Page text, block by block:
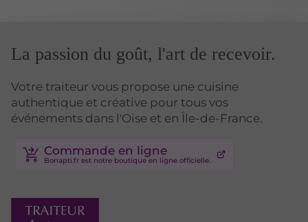
La passion du goût, l'art de recevoir.
Votre traiteur vous propose une cuisine
authentique et créative pour tous vos
événements dans l'Oise et en Île-de-France.
Commande en ligne